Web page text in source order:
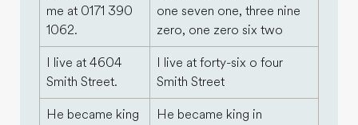
me at 0171 390
1062.
one seven one, three nine
zero, one zero six two
I live at 4604
Smith Street.
I live at forty-six o four
Smith Street
He became king
He became king in